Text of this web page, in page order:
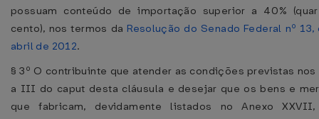
possuam conteúdo de importação superior a 40%
cento), nos termos da Resolução do Senado Federal nº
abril de 2012.
§ 3º O contribuinte que atender as condições previstas
a III do caput desta cláusula e desejar que os bens e
que fabricam, devidamente listados no Anexo